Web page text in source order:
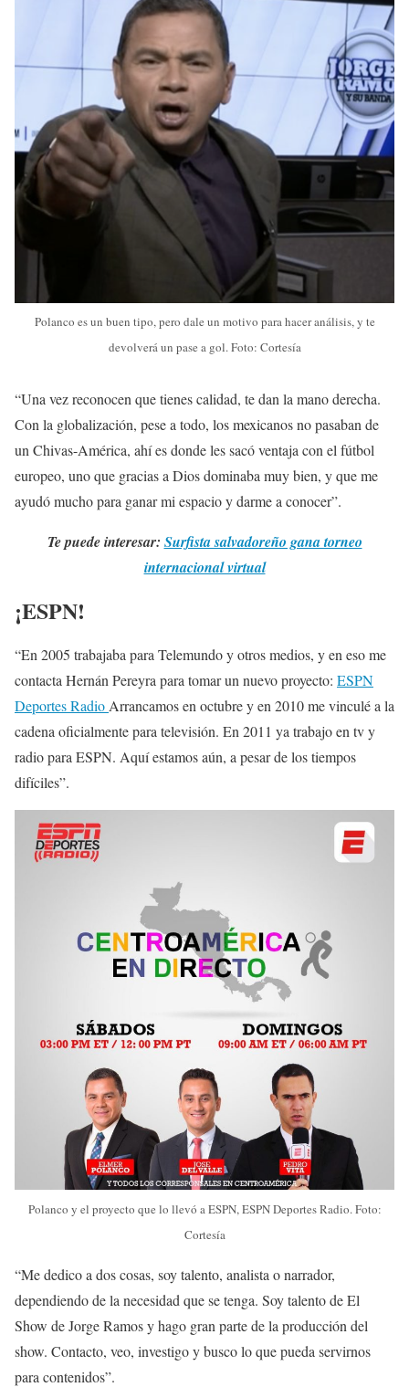
Polanco es un buen tipo, pero dale un motivo para hacer análisis, y te
devolverá un pase a gol. Foto: Cortesía
“Una vez reconocen que tienes calidad, te dan la mano derecha.
Con la globalización, pese a todo, los mexicanos no pasaban de
un Chivas-América, ahí es donde les sacó ventaja con el fútbol
europeo, uno que gracias a Dios dominaba muy bien, y que me
ayudó mucho para ganar mi espacio y darme a conocer”.
Te puede interesar: Surfista salvadoreño gana torneo
internacional virtual
¡ESPN!
“En 2005 trabajaba para Telemundo y otros medios, y en eso me
contacta Hernán Pereyra para tomar un nuevo proyecto: ESPN
Deportes Radio Arrancamos en octubre y en 2010 me vinculé a la
cadena oficialmente para televisión. En 2011 ya trabajo en tv y
radio para ESPN. Aquí estamos aún, a pesar de los tiempos
difíciles”.
Polanco y el proyecto que lo llevó a ESPN, ESPN Deportes Radio. Foto:
Cortesía
“Me dedico a dos cosas, soy talento, analista o narrador,
dependiendo de la necesidad que se tenga. Soy talento de El
Show de Jorge Ramos y hago gran parte de la producción del
show. Contacto, veo, investigo y busco lo que pueda servirnos
para contenidos”.